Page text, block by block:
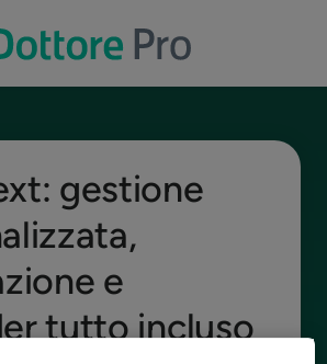
gestione
e
tutto incluso